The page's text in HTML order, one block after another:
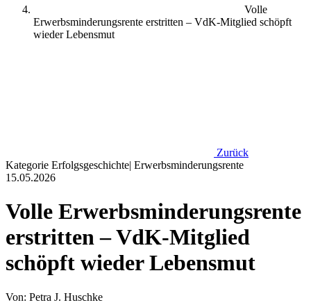
Volle
Erwerbsminderungsrente erstritten – VdK-Mitglied schöpft
wieder Lebensmut
Zurück
Kategorie Erfolgsgeschichte| Erwerbsminderungsrente
15.05.2026
Volle Erwerbsminderungsrente
erstritten – VdK-Mitglied
schöpft wieder Lebensmut
Von: Petra J. Huschke